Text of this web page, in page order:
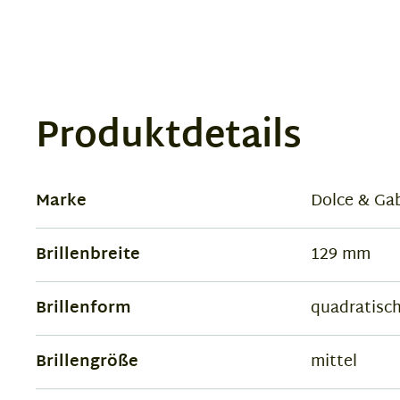
Produktdetails
Marke
Dolce &
Brillenbreite
129 mm
Brillenform
quadratisch
Brillengröße
mittel